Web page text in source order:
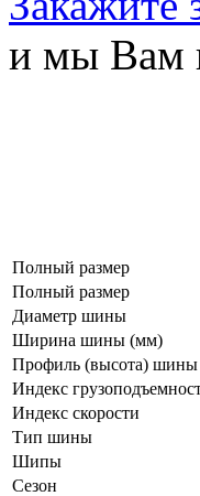
и мы Вам
Полный размер
Полный размер
Диаметр шины
Ширина шины (мм)
Профиль (высота) шины
Индекс
Индекс скорости
Тип шины
Шипы
Сезон